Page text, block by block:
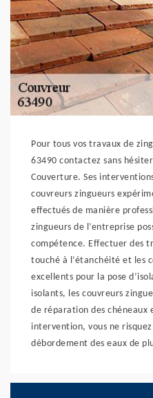
Pour tous vos travaux de
63490 contactez sans
Couverture. Ses
couvreurs zingueurs
effectués de manière
zingueurs de l’entreprise
compétence. Effectuer des
touché à l’étanchéité et les
excellents pour la pose
isolants, les couvreurs
de réparation des chéneaux
intervention, vous ne
débordement des eaux de